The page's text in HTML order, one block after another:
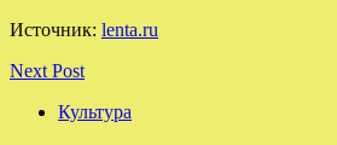
Источник: lenta.ru
Next Post
Культура